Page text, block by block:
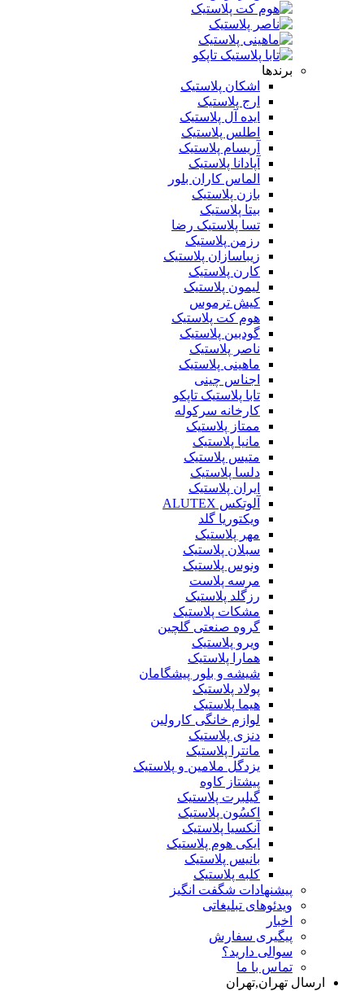
برندها
اشکان پلاستیک
ارج پلاستیک
ایده آل پلاستیک
اطلس پلاستیک
آریسام پلاستیک
آپادانا پلاستیک
الماس کاران بلور
بازن پلاستیک
بیتا پلاستیک
تسا پلاستیک رضا
رزمن پلاستیک
زیباسازان پلاستیک
کارن پلاستیک
لیمون پلاستیک
کیش ترموس
هوم کت پلاستیک
گودبین پلاستیک
ناصر پلاستیک
ماهینی پلاستیک
اجناس چینی
تابا پلاستیک تاپکو
کارخانه سرکوله
ممتاز پلاستیک
مانیا پلاستیک
متیس پلاستیک
دلسا پلاستیک
ایران پلاستیک
آلوتکس ALUTEX
ویکتوریا گلد
مهر پلاستیک
سبلان پلاستیک
ونوس پلاستیک
مرسه پلاست
رزگلد پلاستیک
مشکات پلاستیک
گروه صنعتی گلچین
ویرو پلاستیک
همارا پلاستیک
شیشه و بلور پیشگامان
پولاد پلاستیک
هیما پلاستیک
لوازم خانگی کارولین
دنزی پلاستیک
مانترا پلاستیک
یزدگل ملامین و پلاستیک
پیشتاز کاوه
گیلبرت پلاستیک
اکسُون پلاستیک
آنکسیا پلاستیک
ایکی هوم پلاستیک
بانیس پلاستیک
کلبه پلاستیک
پیشنهادات شگفت انگیز
ویدئوهای تبلیغاتی
اخبار
پیگیری سفارش
سوالی دارید؟
تماس با ما
ارسال تهران,تهران